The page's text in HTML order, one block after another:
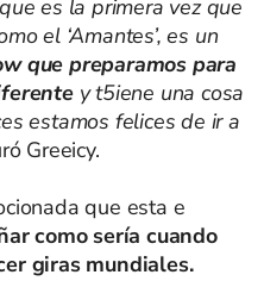
es la primera vez que
el ‘Amantes’, es un
que preparamos para
y t5iene una cosa
estamos felices de ir a
Greeicy.
que esta e
como sería cuando
giras mundiales.